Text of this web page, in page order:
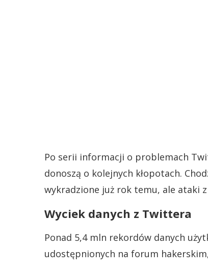
Po serii informacji o problemach
donoszą o kolejnych kłopotach.
wykradzione już rok temu, ale ataki
Wyciek danych z Twittera
Ponad 5,4 mln rekordów danych
udostępnionych na forum